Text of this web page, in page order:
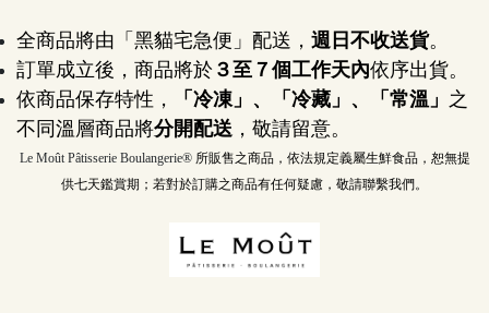
全商品將由「黑貓宅急便」配送， 週日不收送貨。
訂單成立後，商品將於 ３至７個工作天內依序出貨。
依商品保存特性，
「冷凍」、「冷藏」、「常溫」 之
不同溫層商品將分開配送 ，敬請留意。
Le Moût Pâtisserie Boulangerie® 所販售之商品，依法規定義屬生鮮食品，恕無提
供七天鑑賞期；若對於訂購之商品有任何疑慮，敬請聯繫我們。